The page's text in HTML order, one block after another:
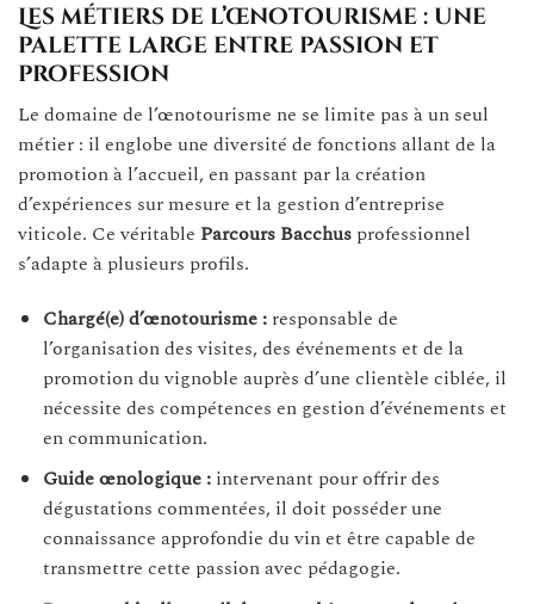
Les métiers de l’œnotourisme : une
palette large entre passion et
profession
Le domaine de l’œnotourisme ne se limite pas à un seul
métier : il englobe une diversité de fonctions allant de la
promotion à l’accueil, en passant par la création
d’expériences sur mesure et la gestion d’entreprise
viticole. Ce véritable Parcours Bacchus professionnel
s’adapte à plusieurs profils.
Chargé(e) d’œnotourisme :responsable de
l’organisation des visites, des événements et de la
promotion du vignoble auprès d’une clientèle ciblée, il
nécessite des compétences en gestion d’événements et
en communication.
Guide œnologique :intervenant pour offrir des
dégustations commentées, il doit posséder une
connaissance approfondie du vin et être capable de
transmettre cette passion avec pédagogie.